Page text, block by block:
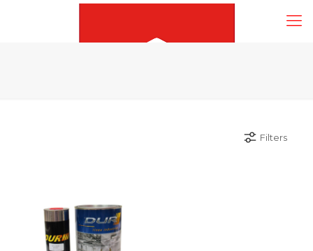
Filters